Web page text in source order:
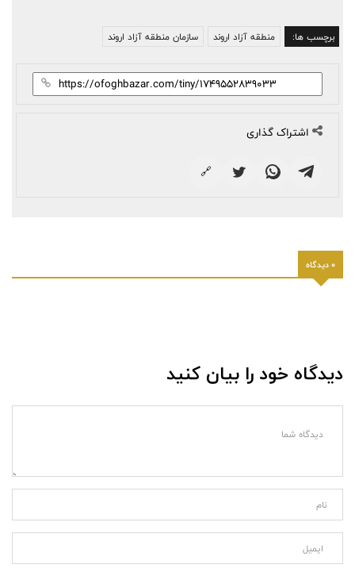
برچسب ها: منطقه آزاد اروند سازمان منطقه آزاد اروند
اشتراک گذاری
🔗
0 دیدگاه
دیدگاه خود را بیان کنید